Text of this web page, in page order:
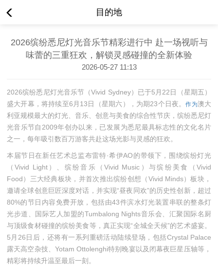
目的地
2026缤纷悉尼灯光音乐节精彩进行中 赴一场视听与
味蕾的三重狂欢，解锁灵感碰撞的全新体验
2026-05-27 11:13
2026缤纷悉尼灯光音乐节（Vivid Sydney）已于5月22日（星期五）
盛大开幕，将持续至6月13日（星期六），为期23个日夜。作为澳大
利亚规模最大的灯光、音乐、创意与美食的综合性节庆，缤纷悉尼灯
光音乐节自2009年创办以来，已发展为悉尼最具标志性的文化名片
之一，每年吸引数百万游客共赴这场光影与灵感的狂欢。
本届节日在新任艺术总监布雷特·希伊AO的带领下，围绕缤纷灯光
（Vivid Light）、缤纷音乐（Vivid Music）与缤纷美食（Vivid
Food）三大经典板块，并首次推出缤纷创想（Vivid Minds）板块，
邀请全球创意巨匠深度对话，并实现“昼夜同欢”的历史性创新，超过
80%的节日内容免费开放， 包括由43件滨水灯光装置串联的整条灯
光步道、国际艺人加盟的Tumbalong Nights音乐会、汇聚国际名厨
与顶级食材碰撞的缤纷美食等，真正实现“全城全天候”的艺术盛宴。
5月26日后，还将有一系列重磅活动陆续登场，包括Crystal Palace
露天高空杂技、Yotam Ottolenghi特别晚宴以及闭幕夜巨星压轴等，
精彩将持续升温至最后一刻。